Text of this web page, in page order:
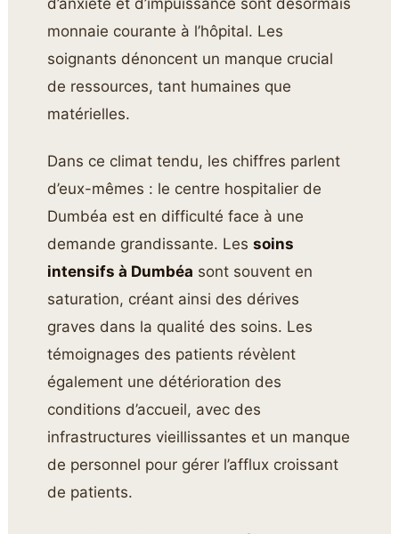
monnaie courante à l’hôpital. Les
soignants dénoncent un manque crucial
de ressources, tant humaines que
matérielles.
Dans ce climat tendu, les chiffres parlent
d’eux-mêmes : le centre hospitalier de
Dumbéa est en difficulté face à une
demande grandissante. Lessoins
intensifs à Dumbéa sont souvent en
saturation, créant ainsi des dérives
graves dans la qualité des soins. Les
témoignages des patients révèlent
également une détérioration des
conditions d’accueil, avec des
infrastructures vieillissantes et un manque
de personnel pour gérer l’afflux croissant
de patients.